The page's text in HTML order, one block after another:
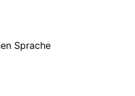
Sprache